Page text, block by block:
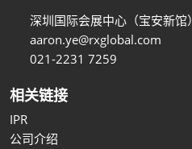
深圳国际会展中心（宝安新馆）
aaron.ye@rxglobal.com
021-2231 7259
相关链接
IPR
公司介绍